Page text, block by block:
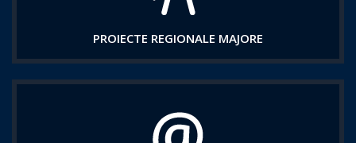
PROIECTE REGIONALE MAJORE